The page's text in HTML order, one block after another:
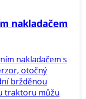
nakladačem
nakladačem s
otočný
bržděnou
traktoru můžu